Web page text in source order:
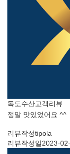
독도수산고객리뷰
정말 맛있었어요 ^^
리뷰작성tipola
리뷰작성일2023-